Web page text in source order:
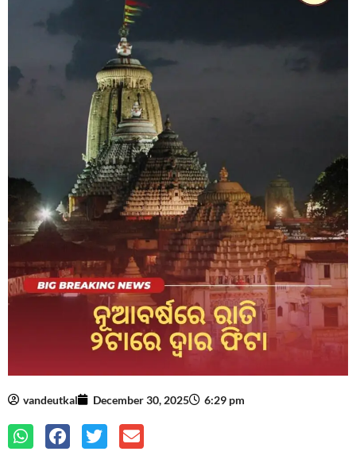
vandeutkal December 30, 2025 6:29 pm